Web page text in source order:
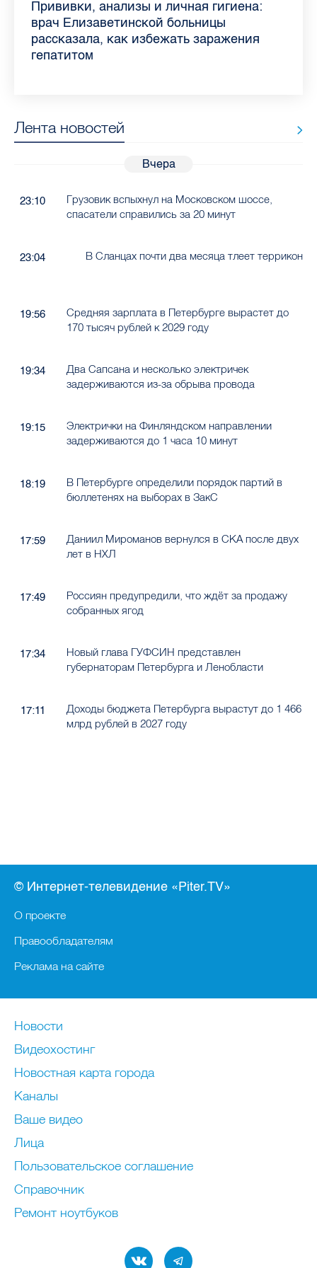
Piter.TV находится в ТОП-10 рейтинга
самых цитируемых СМИ Петербурга и
Ленобласти во II квартале 2026 года
Прививки, анализы и личная гигиена:
врач Елизаветинской больницы
рассказала, как избежать заражения
гепатитом
Как обезопасить ребенка летом: советы
педиатра для родителей
Проходные баллы в вузах СПб — 2026:
где самый высокий и самый низкий
конкурс
Врач назвала неожиданные причины
воспаления ахиллова сухожилия летом
Декрет без потери дохода: эксперт
рассказала о возможностях для
работающих родителей
Что такое рассеянный склероз: невролог
Елизаветинской больницы ответила на
главные вопросы о заболевании
Бамбл с вишней и лимонад с имбирем:
какие напитки можно приготовить дома
в жару
Лента новостей
Вчера
23:10
Грузовик вспыхнул на Московском шоссе,
спасатели справились за 20 минут
23:04 В Сланцах почти два месяца тлеет террикон
19:56
Средняя зарплата в Петербурге вырастет до
170 тысяч рублей к 2029 году
19:34
Два Сапсана и несколько электричек
задерживаются из-за обрыва провода
19:15
Электрички на Финляндском направлении
задерживаются до 1 часа 10 минут
18:19
В Петербурге определили порядок партий в
бюллетенях на выборах в ЗакС
17:59
Даниил Мироманов вернулся в СКА после двух
лет в НХЛ
17:49
Россиян предупредили, что ждёт за продажу
собранных ягод
17:34
Новый глава ГУФСИН представлен
губернаторам Петербурга и Ленобласти
17:11
Доходы бюджета Петербурга вырастут до 1 466
млрд рублей в 2027 году
© Интернет-телевидение «Piter.TV»
О проекте
Правообладателям
Реклама на сайте
Новости
Видеохостинг
Новостная карта города
Каналы
Ваше видео
Лица
Пользовательское соглашение
Справочник
Ремонт нoутбуков